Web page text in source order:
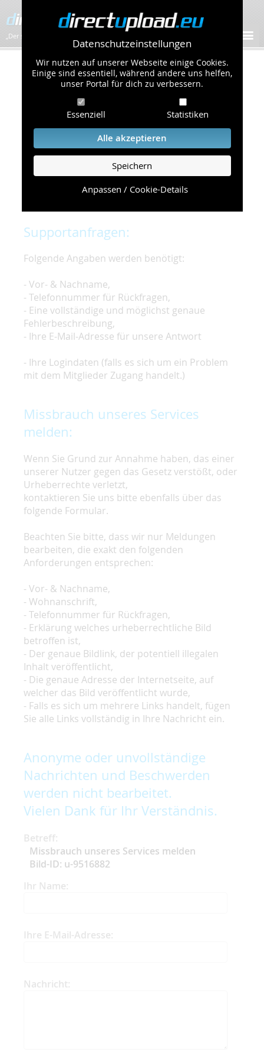
Datenschutzeinstellungen
Wir nutzen auf unserer Webseite einige Cookies.
Einige sind essentiell, während andere uns helfen,
unser Portal für dich zu verbessern.
Essenziell Statistiken
Alle akzeptieren
Speichern
Anpassen / Cookie-Details
„Der schnellste Bilder-Hoster im Web!”
Kontakt & Support
Um eine schnelle und unkomplizierte
Bearbeitung Ihres Problems zu gewährleisten,
bitten wir Sie,
folgende Punkte zu beachten und einzuhalten.
Die schnellste Hilfe finden Sie auf unserer
Seite, die die häufig gestellten Fragen
Supportanfragen:
Folgende Angaben werden benötigt:
- Vor- & Nachname,
- Telefonnummer für Rückfragen,
- Eine vollständige und möglichst genaue
Fehlerbeschreibung,
- Ihre E-Mail-Adresse für unsere Antwort
- Ihre Logindaten (falls es sich um ein Problem
mit dem Mitglieder Zugang handelt.)
Missbrauch unseres Services
melden:
Wenn Sie Grund zur Annahme haben, das einer
unserer Nutzer gegen das Gesetz verstößt, oder
Urheberrechte verletzt,
kontaktieren Sie uns bitte ebenfalls über das
folgende Formular.
Beachten Sie bitte, dass wir nur Meldungen
bearbeiten, die exakt den folgenden
Anforderungen entsprechen:
- Vor- & Nachname,
- Wohnanschrift,
- Telefonnummer für Rückfragen,
- Erklärung welches urheberrechtliche Bild
betroffen ist,
- Der genaue Bildlink, der potentiell illegalen
Inhalt veröffentlicht,
- Die genaue Adresse der Internetseite, auf
welcher das Bild veröffentlicht wurde,
- Falls es sich um mehrere Links handelt, fügen
Sie alle Links vollständig in Ihre Nachricht ein.
Anonyme oder unvollständige
Nachrichten und Beschwerden
werden nicht bearbeitet.
Vielen Dank für Ihr Verständnis.
Betreff:
Missbrauch unseres Services melden
Bild-ID: u-9516882
Ihr Name:
Ihre E-Mail-Adresse:
Nachricht: